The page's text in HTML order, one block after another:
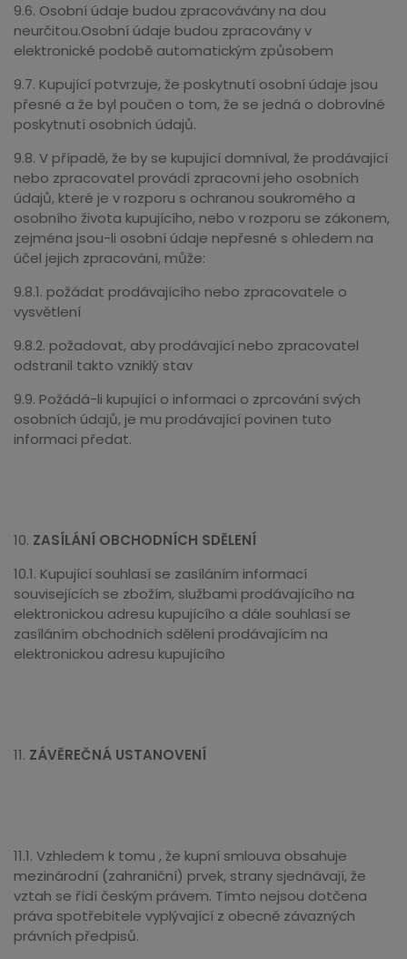
9.6. Osobní údaje budou zpracovávány na dou
neurčitou.Osobní údaje budou zpracovány v
elektronické podobě automatickým způsobem
9.7. Kupující potvrzuje, že poskytnutí osobní údaje jsou
přesné a že byl poučen o tom, že se jedná o dobrovlné
poskytnutí osobních údajů.
9.8. V případě, že by se kupující domníval, že prodávající
nebo zpracovatel provádí zpracovní jeho osobních
údajů, které je v rozporu s ochranou soukromého a
osobního života kupujícího, nebo v rozporu se zákonem,
zejména jsou-li osobní údaje nepřesné s ohledem na
účel jejich zpracování, může:
9.8.1. požádat prodávajícího nebo zpracovatele o
vysvětlení
9.8.2. požadovat, aby prodávající nebo zpracovatel
odstranil takto vzniklý stav
9.9. Požádá-li kupující o informaci o zprcování svých
osobních údajů, je mu prodávající povinen tuto
informaci předat.
10. ZASÍLÁNÍ OBCHODNÍCH SDĚLENÍ
10.1. Kupující souhlasí se zasíláním informací
souvisejících se zbožím, službami prodávajícího na
elektronickou adresu kupujícího a dále souhlasí se
zasíláním obchodních sdělení prodávajícím na
elektronickou adresu kupujícího
11. ZÁVĚREČNÁ USTANOVENÍ
11.1. Vzhledem k tomu , že kupní smlouva obsahuje
mezinárodní (zahraniční) prvek, strany sjednávají, že
vztah se řídí českým právem. Tímto nejsou dotčena
práva spotřebitele vyplývající z obecně závazných
právních předpisů.